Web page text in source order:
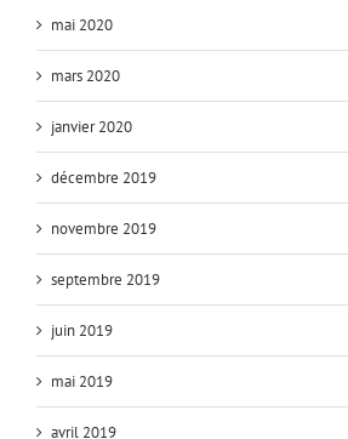
mai 2020
mars 2020
janvier 2020
décembre 2019
novembre 2019
septembre 2019
juin 2019
mai 2019
avril 2019